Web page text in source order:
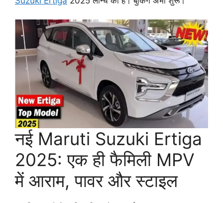
नई Maruti Suzuki Ertiga
2025: एक ही फैमिली MPV
में आराम, पावर और स्टाइल